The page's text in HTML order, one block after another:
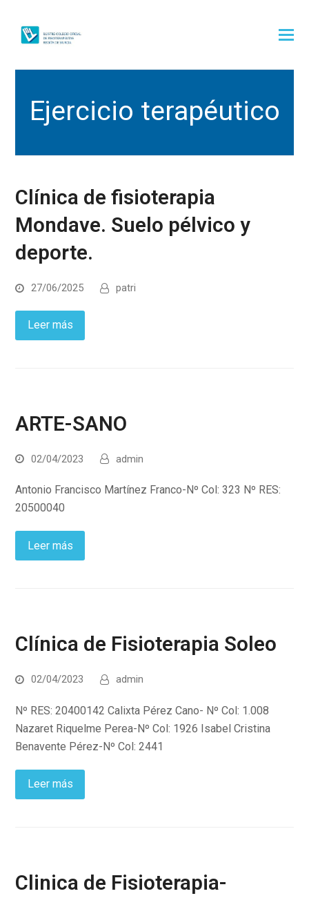
Ejercicio terapéutico
Clínica de fisioterapia
Mondave. Suelo pélvico y
deporte.
27/06/2025 patri
Leer más
ARTE-SANO
02/04/2023 admin
Antonio Francisco Martínez Franco-Nº Col: 323 Nº RES:
20500040
Leer más
Clínica de Fisioterapia Soleo
02/04/2023 admin
Nº RES: 20400142 Calixta Pérez Cano- Nº Col: 1.008
Nazaret Riquelme Perea-Nº Col: 1926 Isabel Cristina
Benavente Pérez-Nº Col: 2441
Leer más
Clinica de Fisioterapia-